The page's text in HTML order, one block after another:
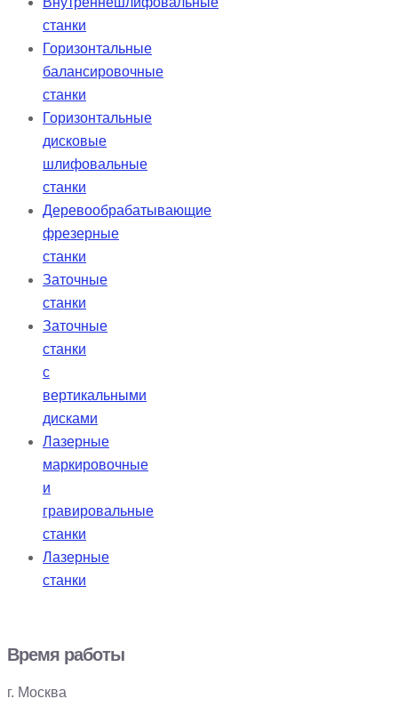
станки
Горизонтальные
балансировочные
станки
Горизонтальные
дисковые
шлифовальные
станки
Деревообрабатывающие
фрезерные
станки
Заточные
станки
Заточные
станки
с
вертикальными
дисками
Лазерные
маркировочные
и
гравировальные
станки
Лазерные
станки
Время работы
г. Москва